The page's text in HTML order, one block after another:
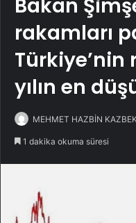
Bakan
rakamları
Türkiye’nin
yılın en
MEHMET HAZBİN
1 dakika okuma süresi